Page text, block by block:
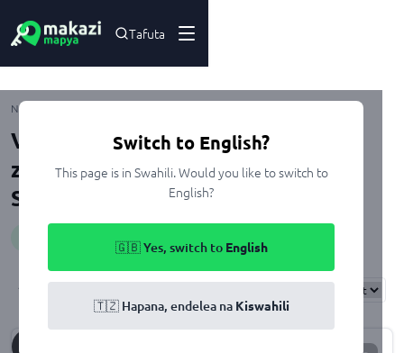
Tafuta
Switch to English?
This page is in Swahili. Would you like to switch to
English?
🇬🇧 Yes, switch to English
🇹🇿 Hapana, endelea na Kiswahili
Nyumbani
Viwanja na Nyumba zenye CCTV
zinazopangishwa Madale, Dar Es
Salaam
4 ResultsFound